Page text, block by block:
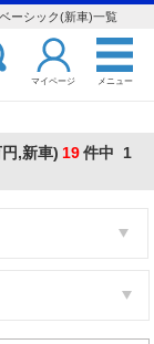
ーシック(新車)一覧
マイページ メニュー
,新車) 19件中 1